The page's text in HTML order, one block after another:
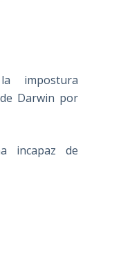
impostura
Darwin por
incapaz de